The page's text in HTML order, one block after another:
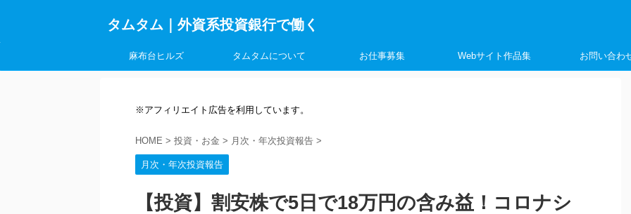
タムタム｜外資系投資銀行で働く
麻布台ヒルズ タムタムについて お仕事募集 Webサイト作品集 お問い合わ
※アフィリエイト広告を利用しています。
HOME > 投資・お金 > 月次・年次投資報告 >
月次・年次投資報告
【投資】割安株で5日で18万円の含み益！コロナシ